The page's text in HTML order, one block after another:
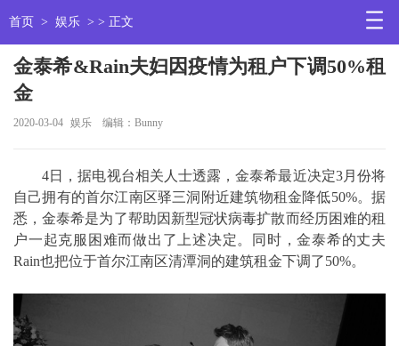
首页 > 娱乐 > > 正文
金泰希&Rain夫妇因疫情为租户下调50%租
金
2020-03-04 娱乐 编辑：Bunny
4日，据电视台相关人士透露，金泰希最近决定3月份将
自己拥有的首尔江南区驿三洞附近建筑物租金降低50%。据
悉，金泰希是为了帮助因新型冠状病毒扩散而经历困难的租
户一起克服困难而做出了上述决定。同时，金泰希的丈夫
Rain也把位于首尔江南区清潭洞的建筑租金下调了50%。